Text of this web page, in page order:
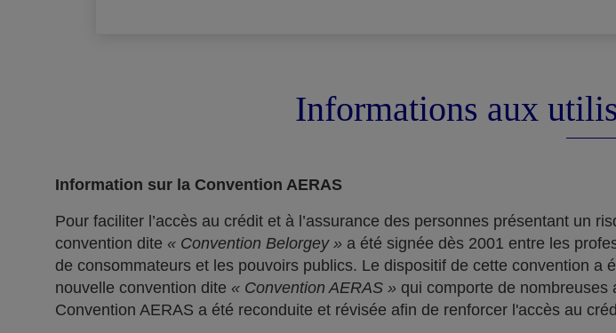
Informations aux
Information sur la Convention AERAS
Pour faciliter l’accès au crédit et à l’assurance des personnes présentant un
convention dite « Convention Belorgey » a été signée dès 2001 entre les
de consommateurs et les pouvoirs publics. Le dispositif de cette convention
nouvelle convention dite « Convention AERAS » qui comporte de nombreuses
Convention AERAS a été reconduite et révisée afin de renforcer l'accès au